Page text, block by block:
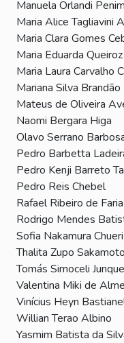
Manuela Orlandi
Maria Alice Tagliavini
Maria Clara Gomes
Maria Eduarda
Maria Laura Carvalho
Mariana Silva Brandão
Mateus de Oliveira
Naomi Bergara Higa
Olavo Serrano
Pedro Barbetta
Pedro Kenji Barreto
Pedro Reis Chebel
Rafael Ribeiro de Faria
Rodrigo Mendes
Sofia Nakamura Chueri
Thalita Zupo Sakamoto
Tomás Simoceli
Valentina Miki de
Vinícius Heyn
Willian Terao Albino
Yasmim Batista da